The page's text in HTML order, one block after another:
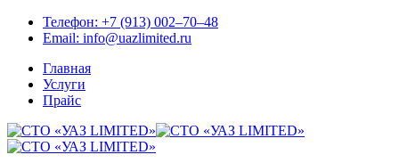
Skip
Телефон: +7 (913) 002‒70‒48
Email: info@uazlimited.ru
Главная
Услуги
Прайс